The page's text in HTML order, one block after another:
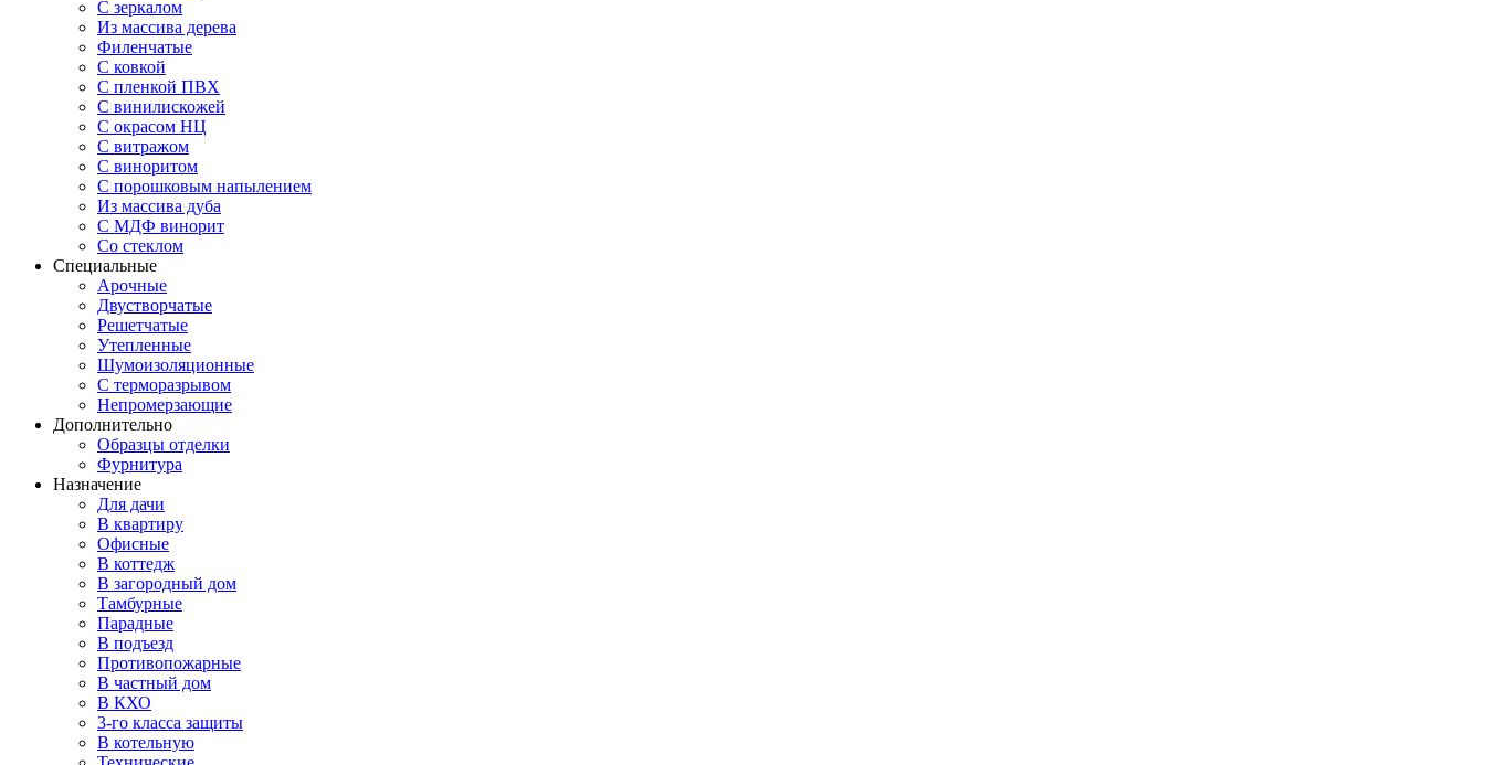
С зеркалом
Из массива дерева
Филенчатые
С ковкой
С пленкой ПВХ
С винилискожей
С окрасом НЦ
С витражом
С виноритом
С порошковым напылением
Из массива дуба
С МДФ винорит
Со стеклом
Специальные
Арочные
Двустворчатые
Решетчатые
Утепленные
Шумоизоляционные
С терморазрывом
Непромерзающие
Дополнительно
Образцы отделки
Фурнитура
Назначение
Для дачи
В квартиру
Офисные
В коттедж
В загородный дом
Тамбурные
Парадные
В подъезд
Противопожарные
В частный дом
В КХО
3-го класса защиты
В котельную